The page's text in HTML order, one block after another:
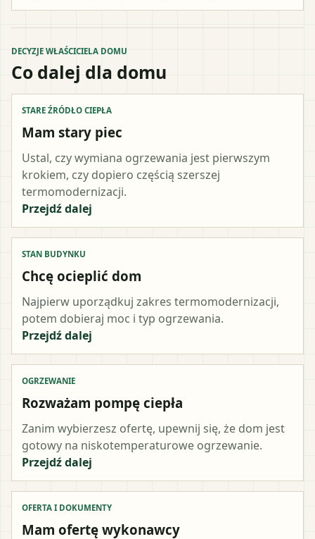
DECYZJE WŁAŚCICIELA DOMU
Co dalej dla domu
STARE ŹRÓDŁO CIEPŁA
Mam stary piec
Ustal, czy wymiana ogrzewania jest pierwszym
krokiem, czy dopiero częścią szerszej
termomodernizacji.
Przejdź dalej
STAN BUDYNKU
Chcę ocieplić dom
Najpierw uporządkuj zakres termomodernizacji,
potem dobieraj moc i typ ogrzewania.
Przejdź dalej
OGRZEWANIE
Rozważam pompę ciepła
Zanim wybierzesz ofertę, upewnij się, że dom jest
gotowy na niskotemperaturowe ogrzewanie.
Przejdź dalej
OFERTA I DOKUMENTY
Mam ofertę wykonawcy